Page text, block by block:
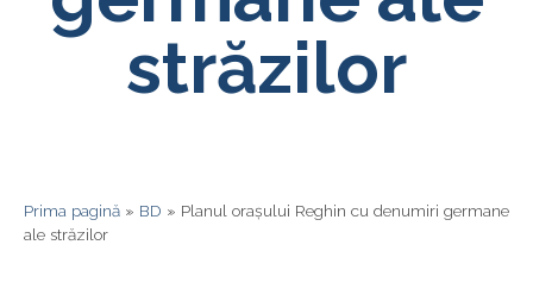
străzilor
Prima pagină » BD » Planul orașului Reghin cu denumiri germane
ale străzilor